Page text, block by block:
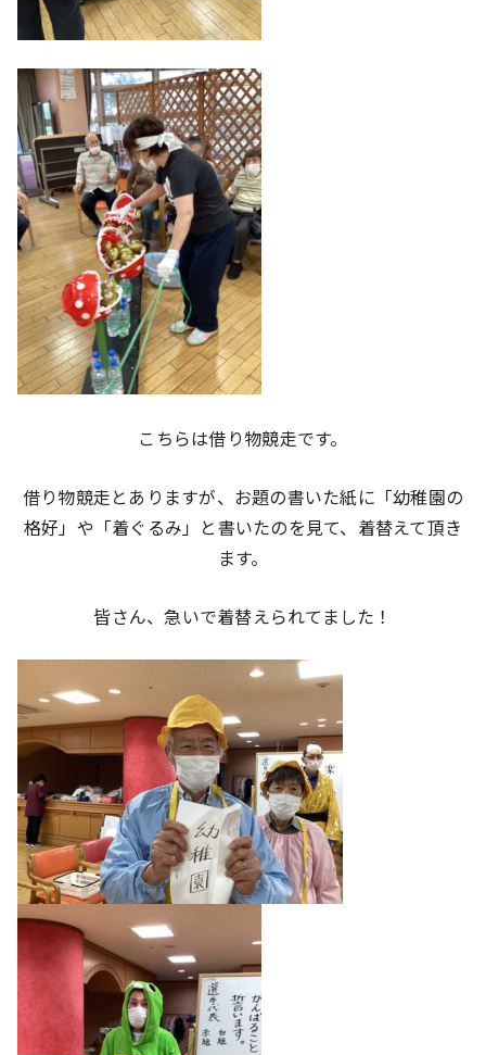
こちらは借り物競走です。
借り物競走とありますが、お題の書いた紙に「幼稚園の
格好」や「着ぐるみ」と書いたのを見て、着替えて頂き
ます。
皆さん、急いで着替えられてました！